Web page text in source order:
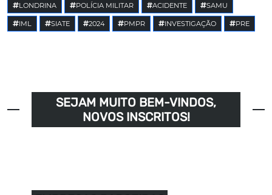
LONDRINA POLÍCIA MILITAR ACIDENTE SAMU
IML SIATE 2024 PMPR INVESTIGAÇÃO PRE
SEJAM MUITO BEM-VINDOS,
NOVOS INSCRITOS!